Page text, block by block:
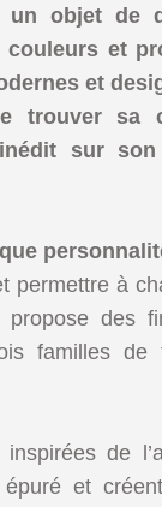
objet de
couleurs et
et
trouver sa
sur
permettre à
des
familles de
de
et